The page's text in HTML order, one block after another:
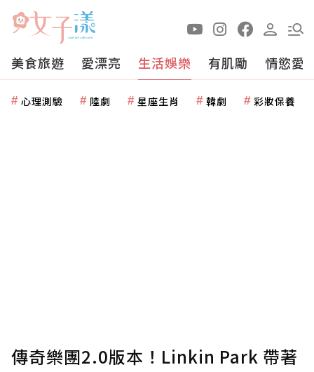
美食旅遊 愛漂亮 生活娛樂 有肌勵 情慾愛
心理測驗 陸劇 星座生肖 韓劇 彩妝保養
傳奇樂團2.0版本！Linkin Park 帶著